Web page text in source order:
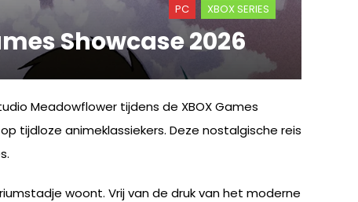
PC XBOX SERIES
Showcase 2026
Meadowflower tijdens de XBOX Games
tijdloze animeklassiekers. Deze nostalgische reis
woont. Vrij van de druk van het moderne